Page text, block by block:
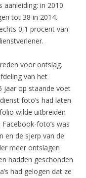
in 2010
tot 38 in 2014.
0,1 procent van
voor ontslag.
van het
jaar op staande voet
foto’s had laten
wilde uitbreiden
Facebook-foto’s was
en de sjerp van de
meer ontslagen
hadden geschonden
had gelogen dat ze